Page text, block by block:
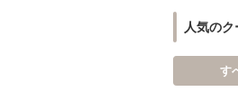
人気の
す